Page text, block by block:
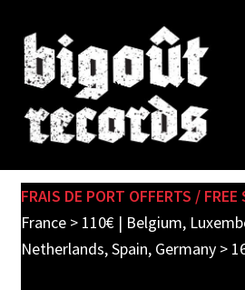
Skip
to
navigation
Skip
to
content
SHOP
PRE-ORDERS
FRAIS DE PORT OFFERTS / FREE
France > 110€ | Belgium,
Netherlands, Spain, Germany >